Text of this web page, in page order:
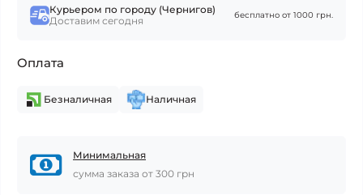
Курьером по городу (Чернигов)
Доставим сегодня
бесплатно от 1000 грн.
Оплата
Безналичная Наличная
Минимальная
сумма заказа от 300 грн